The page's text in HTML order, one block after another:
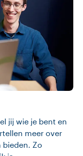
jij wie je bent en
meer over
bieden. Zo